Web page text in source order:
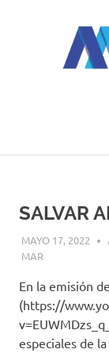
SALVAR
MAYO 17, 2022
MAR
En la emisión
(https://
especiales de